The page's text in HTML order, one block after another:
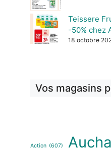
Teissere
-50% chez
18 octobre
Vos magasins
Action (607)